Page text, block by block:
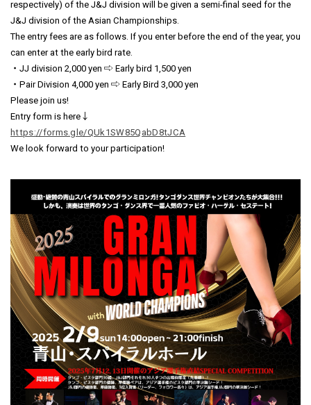
respectively) of the J&J division will be given a semi-final seed for the
J&J division of the Asian Championships.
The entry fees are as follows. If you enter before the end of the year, you
can enter at the early bird rate.
・JJ division 2,000 yen ⇨ Early bird 1,500 yen
・Pair Division 4,000 yen ⇨ Early Bird 3,000 yen
Please join us!
Entry form is here↓
https://forms.gle/QUk1SW85QabD8tJCA
We look forward to your participation!